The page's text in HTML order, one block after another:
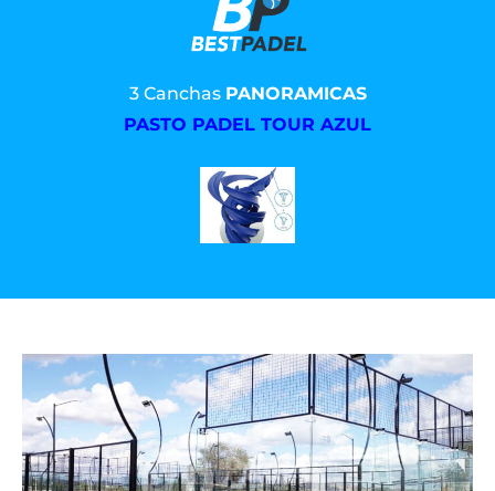
3 Canchas PANORAMICAS
PASTO PADEL TOUR AZUL